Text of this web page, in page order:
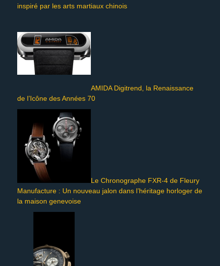
inspiré par les arts martiaux chinois
AMIDA Digitrend, la Renaissance
de l’Icône des Années 70
Le Chronographe FXR-4 de Fleury
Manufacture : Un nouveau jalon dans l’héritage horloger de
la maison genevoise